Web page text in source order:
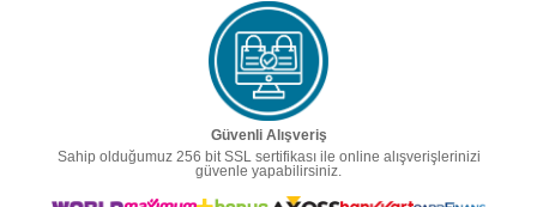
Güvenli Alışveriş
Sahip olduğumuz 256 bit SSL sertifikası ile online alışverişlerinizi
güvenle yapabilirsiniz.